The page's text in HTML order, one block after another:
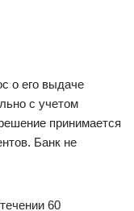
о его выдаче
с учетом
принимается
Банк не
60